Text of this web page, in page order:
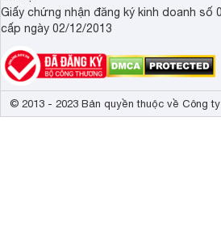
Giấy chứng nhận đăng ký kinh doanh số
cấp ngày 02/12/2013
© 2013 - 2023 Bản quyền thuộc về Công